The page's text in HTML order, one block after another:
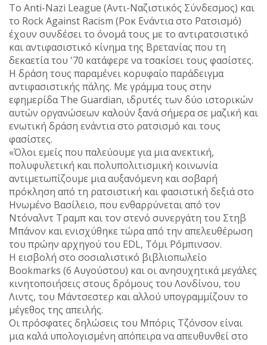
Το Anti-Nazi League (Αντι-Ναζιστικός Σύνδεσμος) και
το Rock Against Racism (Ροκ Ενάντια στο Ρατσισμό)
έχουν συνδέσει το όνομά τους με το αντιρατσιστικό
και αντιφασιστικό κίνημα της Βρετανίας που τη
δεκαετία του '70 κατάφερε να τσακίσει τους φασίστες.
Η δράση τους παραμένει κορυφαίο παράδειγμα
αντιφασιστικής πάλης. Με γράμμα τους στην
εφημερίδα The Guardian, ιδρυτές των δύο ιστορικών
αυτών οργανώσεων καλούν ξανά σήμερα σε μαζική και
ενωτική δράση ενάντια στο ρατσισμό και τους
φασίστες.
«Όλοι εμείς που παλεύουμε για μια ανεκτική,
πολυφυλετική και πολυπολιτισμική κοινωνία
αντιμετωπίζουμε μια αυξανόμενη και σοβαρή
πρόκληση από τη ρατσιστική και φασιστική δεξιά στο
Ηνωμένο Βασίλειο, που ενθαρρύνεται από τον
Ντόναλντ Τραμπ και τον στενό συνεργάτη του Στηβ
Μπάνον και ενισχύθηκε τώρα από την απελευθέρωση
του πρώην αρχηγού του EDL, Τόμι Ρόμπινσον.
Η εισβολή στο σοσιαλιστικό βιβλιοπωλείο
Bookmarks (6 Αυγούστου) και οι ανησυχητικά μεγάλες
κινητοποιήσεις στους δρόμους του Λονδίνου, του
Λιντς, του Μάντσεστερ και αλλού υπογραμμίζουν το
μέγεθος της απειλής.
Οι πρόσφατες δηλώσεις του Μπόρις Τζόνσον είναι
μια καλά υπολογισμένη απόπειρα να απευθυνθεί στο